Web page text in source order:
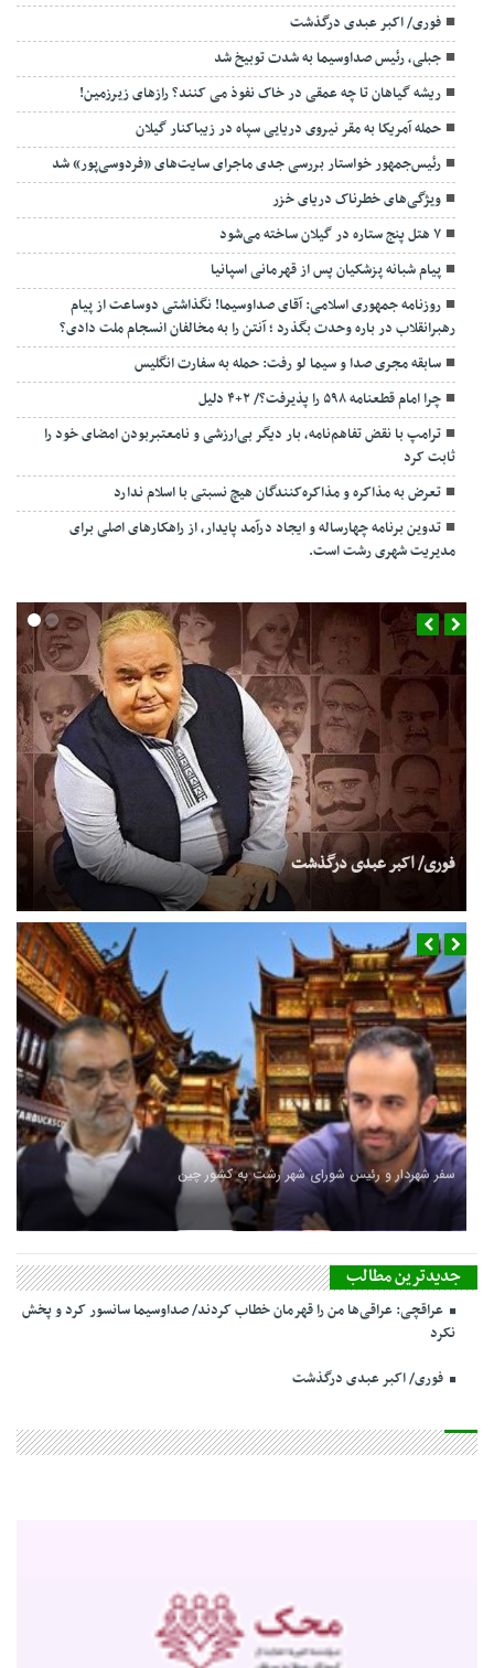
فوری/ اکبر عبدی درگذشت
جبلی، رئیس صداوسیما به شدت توبیخ شد
ریشه گیاهان تا چه عمقی در خاک نفوذ می کنند؟ رازهای زیرزمین!
حمله آمریکا به مقر نیروی دریایی سپاه در زیباکنار گیلان
رئیس‌جمهور خواستار بررسی جدی ماجرای سایت‌های «فردوسی‌پور» شد
ویژگی‌های خطرناک دریای خزر
۷ هتل پنج ستاره در گیلان ساخته می‌شود
پیام شبانه پزشکیان پس از قهرمانی اسپانیا
روزنامه جمهوری اسلامی: آقای صداوسیما! نگذاشتی دوساعت از پیام
رهبرانقلاب در باره وحدت بگذرد ؛ آنتن را به مخالفان انسجام ملت دادی؟
سابقه مجری صدا و سیما لو رفت: حمله به سفارت انگلیس
چرا امام قطعنامه ۵۹۸ را پذیرفت؟/ ۲+۴ دلیل
ترامپ با نقض تفاهم‌نامه، بار دیگر بی‌ارزشی و نامعتبربودن امضای خود را
ثابت کرد
تعرض به مذاکره و مذاکره‌کنندگان هیچ نسبتی با اسلام ندارد
تدوین برنامه چهارساله و ایجاد درآمد پایدار، از راهکارهای اصلی برای
مدیریت شهری رشت است.
عراقچی: عراقی‌ها من را قهرمان خطاب کردند/ صداوسیما سانسور کرد و
پخش نکرد
فوری/ اکبر عبدی درگذشت
سفر شهردار و رئیس شورای شهر رشت به کشور چین
جدیدترین مطالب